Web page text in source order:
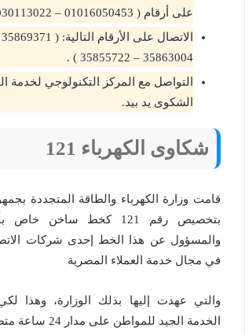
على أرقام ( 01016050453 – 01030113022) .
35863004 – 35855722 ) .
التواصل مع المركز التكنولوجي لخدمة
الشكوى يد بيد.
شكاوى الكهرباء 121
قامت وزارة الكهرباء والطاقة المتجددة
بتخصيص رقم 121 كخط ساخن
والمسؤول عن هذا الخط إحدى شركات
في مجال خدمة العملاء المصرية
والتي عهدت إليها بذلك الوزارة، وهذا
الخدمة الجيد للمواطن على مدار 24 ساعة متصلة.